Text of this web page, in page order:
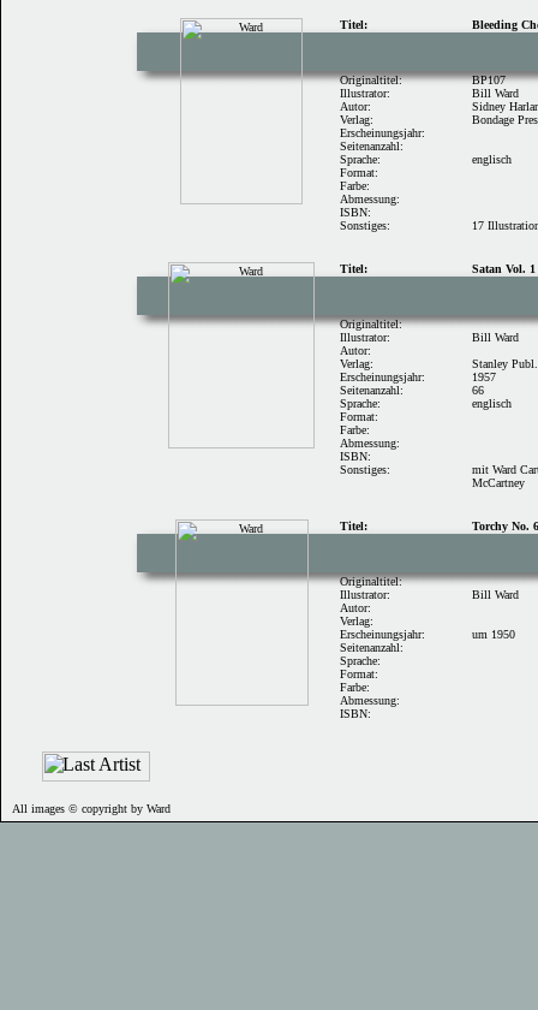
Titel: Bleeding
Originaltitel:
Illustrator:
Autor:
Verlag:
BP107
Bill Ward
Sidney
Bondage
Erscheinungsjahr:
Seitenanzahl:
Sprache:
Format:
Farbe:
Abmessung:
ISBN:
Sonstiges:
englisch
17
Titel: Satan Vol.
Originaltitel:
Illustrator:
Autor:
Verlag:
Bill Ward
Stanley
Erscheinungsjahr:
Seitenanzahl:
Sprache:
Format:
Farbe:
Abmessung:
ISBN:
Sonstiges:
1957
66
englisch
mit Ward
McCartney
Titel: Torchy No.
Originaltitel:
Illustrator:
Autor:
Verlag:
Bill Ward
Erscheinungsjahr:
Seitenanzahl:
Sprache:
Format:
Farbe:
Abmessung:
ISBN:
um 1950
All images © copyright by Ward